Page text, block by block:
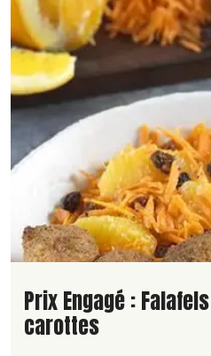
Lire la suite de la
Prix Engagé :
carottes